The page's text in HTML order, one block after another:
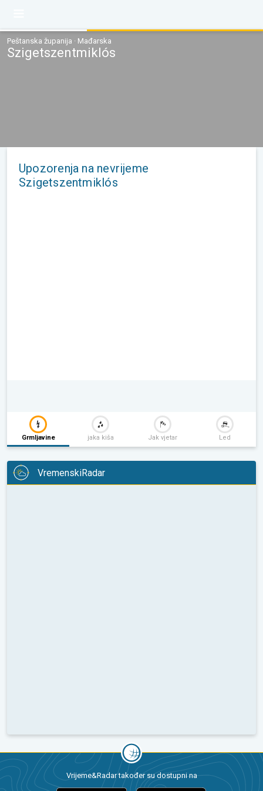
Peštanska županija · Mađarska
Szigetszentmiklós
Upozorenja na nevrijeme
Szigetszentmiklós
Grmljavine jaka kiša Jak vjetar Led
VremenskiRadar
Vrijeme&Radar također su dostupni na